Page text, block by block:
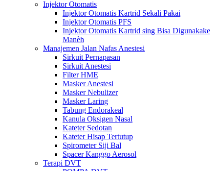
Injektor Otomatis
Injektor Otomatis Kartrid Sekali Pakai
Injektor Otomatis PFS
Injektor Otomatis Kartrid sing Bisa Digunakake
Manèh
Manajemen Jalan Nafas Anestesi
Sirkuit Pernapasan
Sirkuit Anestesi
Filter HME
Masker Anestesi
Masker Nebulizer
Masker Laring
Tabung Endorakeal
Kanula Oksigen Nasal
Kateter Sedotan
Kateter Hisap Tertutup
Spirometer Siji Bal
Spacer Kanggo Aerosol
Terapi DVT